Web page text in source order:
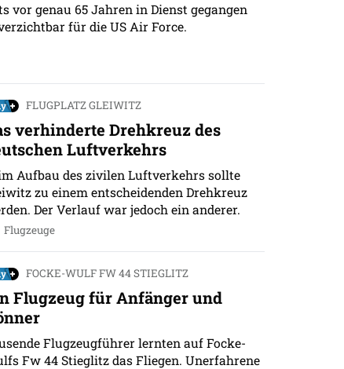
vor genau 65 Jahren in Dienst gegangen
für die US Air Force.
FLUGPLATZ GLEIWITZ
verhinderte Drehkreuz des
Luftverkehrs
Aufbau des zivilen Luftverkehrs sollte
zu einem entscheidenden Drehkreuz
Der Verlauf war jedoch ein anderer.
Flugzeuge
FOCKE-WULF FW 44 STIEGLITZ
Flugzeug für Anfänger und
Flugzeugführer lernten auf Focke-
Fw 44 Stieglitz das Fliegen. Unerfahrene